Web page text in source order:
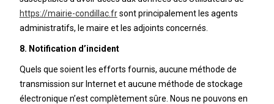
https://mairie-condillac.frsont principalement les agents
administratifs, le maire et les adjoints concernés.
8. Notification d’incident
Quels que soient les efforts fournis, aucune méthode de
transmission sur Internet et aucune méthode de stockage
électronique n’est complètement sûre. Nous ne pouvons en